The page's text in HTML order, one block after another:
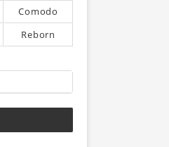
Comodo
Reborn